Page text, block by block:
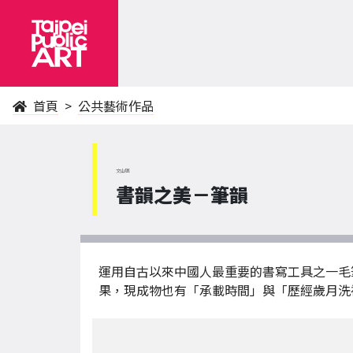
首頁 公共藝術作品
文山區
書韻之美－筆韻
運用自古以來中國人最重要的書寫工具之一
果，現成物也有「承載時間」與「歷經歲月